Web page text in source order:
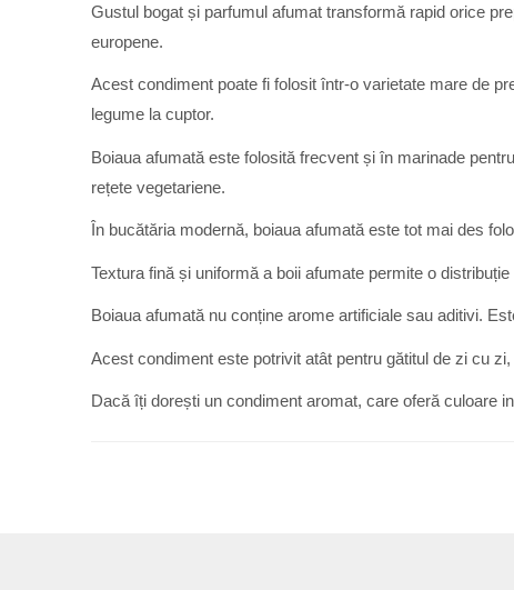
Gustul bogat și parfumul afumat transformă rapid orice
europene.
Acest condiment poate fi folosit într-o varietate mare de
legume la cuptor.
Boiaua afumată este folosită frecvent și în marinade
rețete vegetariene.
În bucătăria modernă, boiaua afumată este tot mai des
Textura fină și uniformă a boii afumate permite o
Boiaua afumată nu conține arome artificiale sau aditivi.
Acest condiment este potrivit atât pentru gătitul de zi cu
Dacă îți dorești un condiment aromat, care oferă culoare